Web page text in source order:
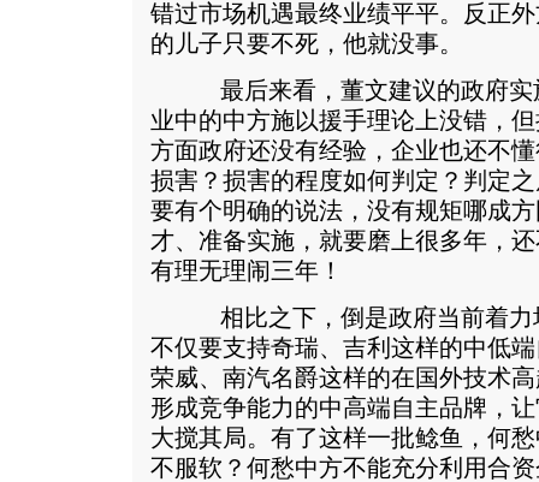
错过市场机遇最终业绩平平。反正
的儿子只要不死，他就没事。
最后来看，董文建议的政府实
业中的中方施以援手理论上没错，
方面政府还没有经验，企业也还不
损害？损害的程度如何判定？判定
要有个明确的说法，没有规矩哪成
才、准备实施，就要磨上很多年，
有理无理闹三年！
相比之下，倒是政府当前着力
不仅要支持奇瑞、吉利这样的中低
荣威、南汽名爵这样的在国外技术
形成竞争能力的中高端自主品牌，
大搅其局。有了这样一批鲶鱼，何
不服软？何愁中方不能充分利用合